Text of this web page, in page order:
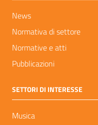
News
Normativa di settore
Normative e atti
Pubblicazioni
SETTORI DI INTERESSE
Musica